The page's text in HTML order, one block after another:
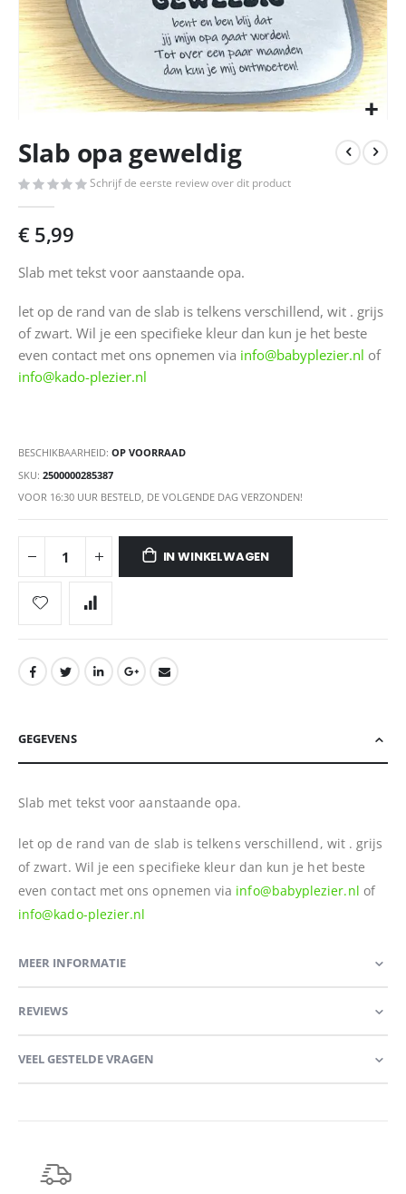
naar
het
begin
van
afbeeldingen-
Slab opa geweldig
Schrijf de eerste review over dit product
€ 5,99
Slab met tekst voor aanstaande opa.
let op de rand van de slab is telkens verschillend, wit . grijs
of zwart. Wil je een specifieke kleur dan kun je het beste
even contact met ons opnemen via info@babyplezier.nl of
info@kado-plezier.nl
BESCHIKBAARHEID: OP VOORRAAD
SKU 2500000285387
VOOR 16:30 UUR BESTELD, DE VOLGENDE DAG VERZONDEN!
IN WINKELWAGEN
GEGEVENS
Slab met tekst voor aanstaande opa.
let op de rand van de slab is telkens verschillend, wit . grijs
of zwart. Wil je een specifieke kleur dan kun je het beste
even contact met ons opnemen via info@babyplezier.nl of
info@kado-plezier.nl
MEER INFORMATIE
REVIEWS
VEEL GESTELDE VRAGEN